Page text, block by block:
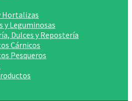
Hortalizas
y Leguminosas
Dulces y Repostería
Cárnicos
Pesqueros